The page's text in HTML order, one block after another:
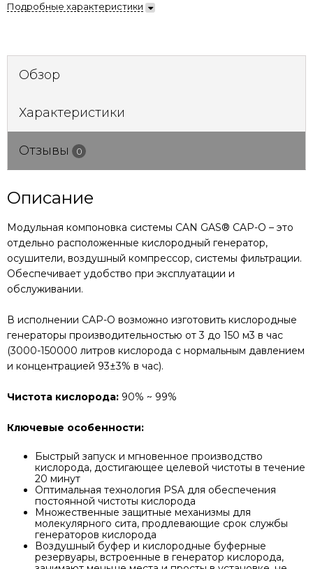
Подробные характеристики
Обзор
Характеристики
Отзывы 0
Описание
Модульная компоновка системы CAN GAS® CAP-O – это
отдельно расположенные кислородный генератор,
осушители, воздушный компрессор, системы фильтрации.
Обеспечивает удобство при эксплуатации и
обслуживании.
В исполнении CAP-O возможно изготовить кислородные
генераторы производительностью от 3 до 150 м3 в час
(3000-150000 литров кислорода с нормальным давлением
и концентрацией 93±3% в час).
Чистота кислорода: 90% ~ 99%
Ключевые особенности:
Быстрый запуск и мгновенное производство
кислорода, достигающее целевой чистоты в течение
20 минут
Оптимальная технология PSA для обеспечения
постоянной чистоты кислорода
Множественные защитные механизмы для
молекулярного сита, продлевающие срок службы
генераторов кислорода
Воздушный буфер и кислородные буферные
резервуары, встроенные в генератор кислорода,